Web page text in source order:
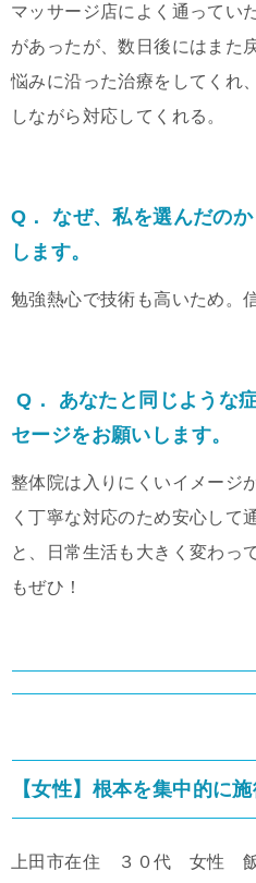
マッサージ店によく通ってい
があったが、数日後にはまた
悩みに沿った治療をしてくれ
しながら対応してくれる。
Q． なぜ、私を選んだの
します。
勉強熱心で技術も高いため。
Q． あなたと同じような
セージをお願いします。
整体院は入りにくいイメージ
く丁寧な対応のため安心して
と、日常生活も大きく変わっ
もぜひ！
【女性】根本を集中的に
上田市在住 ３０代 女性